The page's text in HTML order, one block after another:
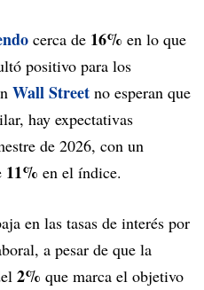
cerca de 16% en lo que
positivo para los
Wall Street no esperan que
hay expectativas
de 2026, con un
11% en el índice.
en las tasas de interés por
a pesar de que la
2% que marca el objetivo